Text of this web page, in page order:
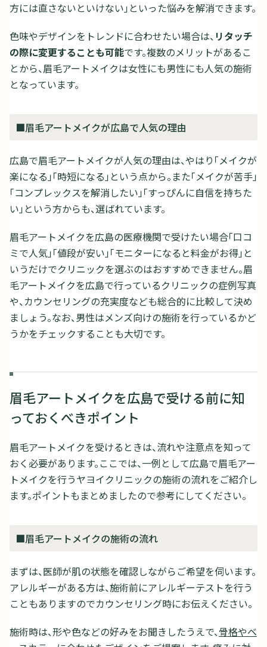
方には直さないといけない」といった悩みを解消できます。
色味やデザインをトレンドに合わせたい場合は、 リタッチ
の際に変更することも可能です。複数のメリットがあるこ
とから、眉毛アートメイクは女性にも男性にも人気の施術
となっています。
■眉毛アートメイクが広島で人気の理由
広島で眉毛アートメイクが人気の理由は、やはり「メイクが
楽になる」「時短になる」という点から。また「メイクが苦手」
「コンプレックスを解消したい」「すっぴんに自信を持ちた
い」という方からも、選ばれています。
眉毛アートメイクを広島の医療機関で受けたい場合「口コ
ミで人気」「値段が安い」「モニターになると料金がお得」と
いうだけでクリニックを選ぶのはおすすめできません。眉
毛アートメイクを広島で行っているクリニックの症例写真
や、カウンセリングの充実度なども総合的に比較して決め
ましょう。なお、男性はメンズ向けの施術を行っているかど
うかをチェックすることも大切です。
眉毛アートメイクを広島で受ける前に知
っておくべきポイント
眉毛アートメイクを受けるときは、流れや注意点を知って
おく必要があります。ここでは、一例として広島で眉毛アー
トメイクを行うヤヨイクリニックの施術の流れをご紹介し
ます。ポイントもまとめましたので参考にしてください。
■眉毛アートメイクの施術の流れ
まずは、医師が肌の状態を確認しながらご希望を伺います。
アレルギーがある方は、施術前にアレルギーテストを行う
こともありますのでカウンセリング時にお伝えください。
施術時は、形や色などの好みをお聞きしたうえで、骨格やベ